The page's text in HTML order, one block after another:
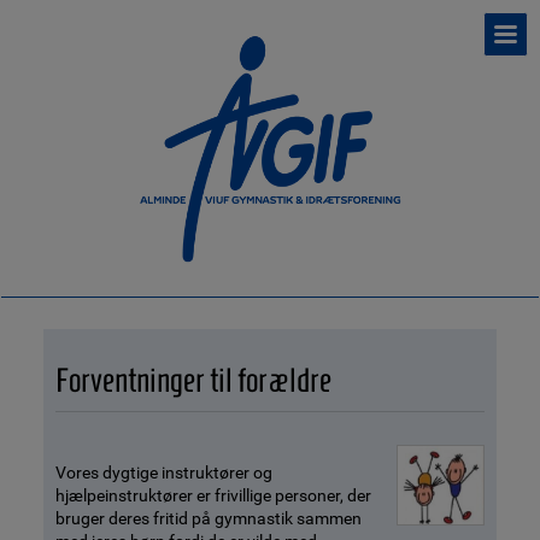
Forventninger til forældre
Vores dygtige instruktører og
hjælpeinstruktører er frivillige personer, der
bruger deres fritid på gymnastik sammen